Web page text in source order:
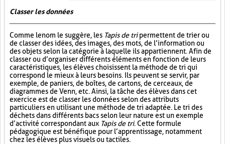
Classer les données
Comme le nom le suggère, les Tapis de tripermettent de trier ou
de classer des idées, des images, des mots, de l’information ou
des objets selon la catégorie à laquelle ils appartiennent. Afin de
classer ou d’organiser différents éléments en fonction de leurs
caractéristiques, les élèves choisissent la méthode de tri qui
correspond le mieux à leurs besoins. Ils peuvent se servir, par
exemple, de paniers, de boîtes, de cartons, de cerceaux, de
diagrammes de Venn, etc. Ainsi, la tâche des élèves dans cet
exercice est de classer les données selon des attributs
particuliers en utilisant une méthode de tri adaptée. Le tri des
déchets dans différents bacs selon leur nature est un exemple
d’activité correspondant aux Tapis de tri. Cette formule
pédagogique est bénéfique pour l’apprentissage, notamment
chez les élèves plus visuels ou tactiles.